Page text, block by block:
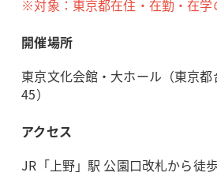
※対象：東京都在住・在勤・在学
開催場所
東京文化会館・大ホール（東京
45）
アクセス
JR「上野」駅 公園口改札から徒